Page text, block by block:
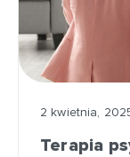
2 kwietnia,
Terapia